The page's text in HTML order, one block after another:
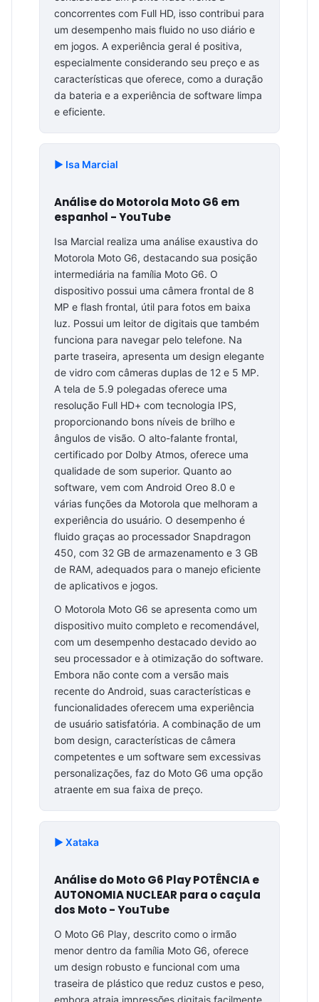
concorrentes com Full HD, isso contribui para
um desempenho mais fluido no uso diário e
em jogos. A experiência geral é positiva,
especialmente considerando seu preço e as
características que oferece, como a duração
da bateria e a experiência de software limpa
e eficiente.
▶️ Isa Marcial
Análise do Motorola Moto G6 em
espanhol - YouTube
Isa Marcial realiza uma análise exaustiva do
Motorola Moto G6, destacando sua posição
intermediária na família Moto G6. O
dispositivo possui uma câmera frontal de 8
MP e flash frontal, útil para fotos em baixa
luz. Possui um leitor de digitais que também
funciona para navegar pelo telefone. Na
parte traseira, apresenta um design elegante
de vidro com câmeras duplas de 12 e 5 MP.
A tela de 5.9 polegadas oferece uma
resolução Full HD+ com tecnologia IPS,
proporcionando bons níveis de brilho e
ângulos de visão. O alto-falante frontal,
certificado por Dolby Atmos, oferece uma
qualidade de som superior. Quanto ao
software, vem com Android Oreo 8.0 e
várias funções da Motorola que melhoram a
experiência do usuário. O desempenho é
fluido graças ao processador Snapdragon
450, com 32 GB de armazenamento e 3 GB
de RAM, adequados para o manejo eficiente
de aplicativos e jogos.
O Motorola Moto G6 se apresenta como um
dispositivo muito completo e recomendável,
com um desempenho destacado devido ao
seu processador e à otimização do software.
Embora não conte com a versão mais
recente do Android, suas características e
funcionalidades oferecem uma experiência
de usuário satisfatória. A combinação de um
bom design, características de câmera
competentes e um software sem excessivas
personalizações, faz do Moto G6 uma opção
atraente em sua faixa de preço.
▶️ Xataka
Análise do Moto G6 Play POTÊNCIA e
AUTONOMIA NUCLEAR para o caçula
dos Moto - YouTube
O Moto G6 Play, descrito como o irmão
menor dentro da família Moto G6, oferece
um design robusto e funcional com uma
traseira de plástico que reduz custos e peso,
embora atraia impressões digitais facilmente.